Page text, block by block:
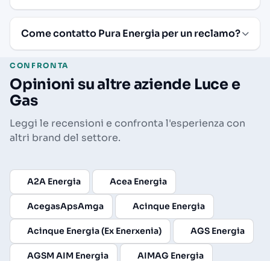
Come contatto Pura Energia per un reclamo?
CONFRONTA
Opinioni su altre aziende Luce e
Gas
Leggi le recensioni e confronta l'esperienza con
altri brand del settore.
A2A Energia Acea Energia
AcegasApsAmga Acinque Energia
Acinque Energia (Ex Enerxenia) AGS Energia
AGSM AIM Energia AIMAG Energia